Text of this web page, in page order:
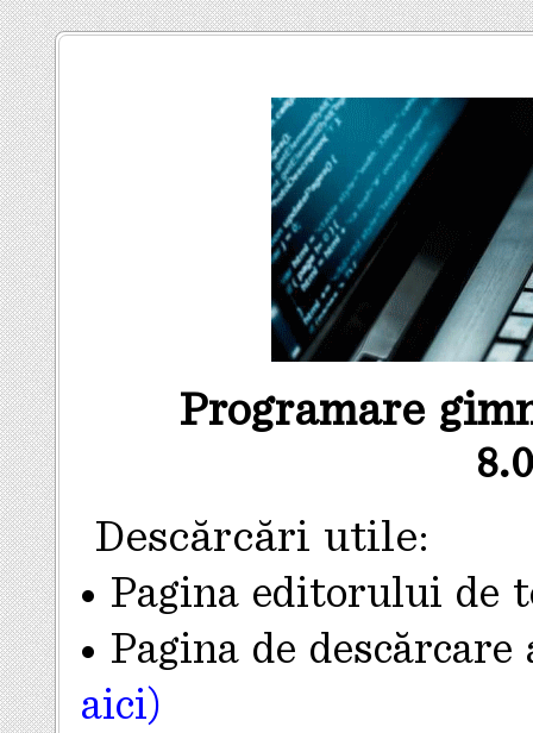
Programare
Descărcări utile:
• Pagina editorului de
• Pagina de
aici)